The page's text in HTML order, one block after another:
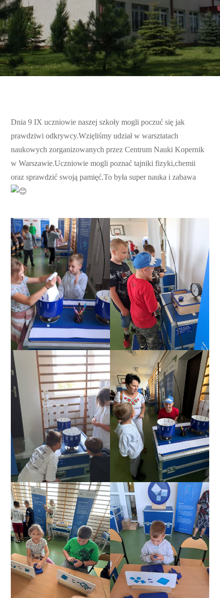
Dnia 9 IX uczniowie naszej szkoły mogli poczuć się jak
prawdziwi odkrywcy.Wzięliśmy udział w warsztatach
naukowych zorganizowanych przez Centrum Nauki Kopernik
w Warszawie.Uczniowie mogli poznać tajniki fizyki,chemii
oraz sprawdzić swoją pamięć.To była super nauka i zabawa